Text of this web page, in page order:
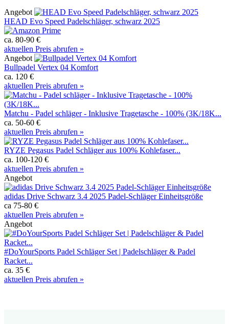
Angebot
HEAD Evo Speed Padelschläger, schwarz 2025
ca. 80-90 €
aktuellen Preis abrufen »
Angebot
Bullpadel Vertex 04 Komfort
ca. 120 €
aktuellen Preis abrufen »
Matchu - Padel schläger - Inklusive Tragetasche - 100% (3K/18K...
ca. 50-60 €
aktuellen Preis abrufen »
RYZE Pegasus Padel Schläger aus 100% Kohlefaser...
ca. 100-120 €
aktuellen Preis abrufen »
Angebot
adidas Drive Schwarz 3.4 2025 Padel-Schläger Einheitsgröße
ca 75-80 €
aktuellen Preis abrufen »
Angebot
#DoYourSports Padel Schläger Set | Padelschläger & Padel
Racket...
ca. 35 €
aktuellen Preis abrufen »